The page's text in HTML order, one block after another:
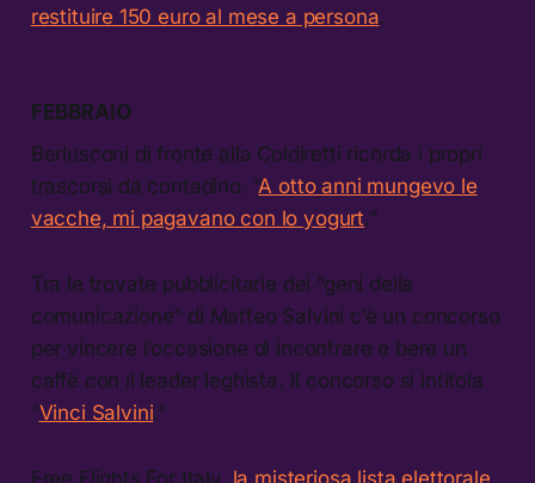
restituire 150 euro al mese a persona.
FEBBRAIO
Berlusconi di fronte alla Coldiretti ricorda i propri
trascorsi da contadino. “A otto anni mungevo le
vacche, mi pagavano con lo yogurt.”
Tra le trovate pubblicitarie dei “geni della
comunicazione” di Matteo Salvini c’è un concorso
per vincere l’occasione di incontrare e bere un
caffè con il leader leghista. Il concorso si intitola
“Vinci Salvini.”